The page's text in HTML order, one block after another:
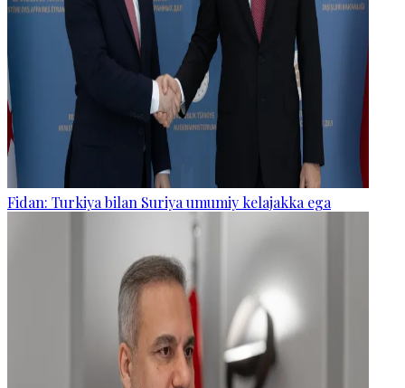
Fidan: Turkiya bilan Suriya umumiy kelajakka ega